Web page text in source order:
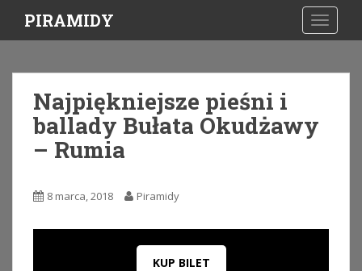
i
PIRAMIDY
Najpiękniejsze pieśni i
ballady Bułata Okudżawy
– Rumia
8 marca, 2018 Piramidy
KUP BILET